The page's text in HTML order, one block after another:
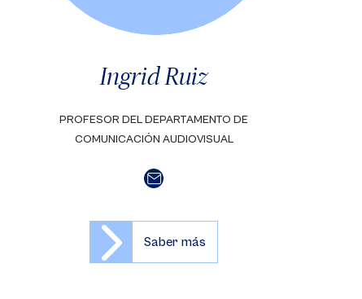
Ingrid Ruiz
PROFESOR DEL DEPARTAMENTO DE
COMUNICACIÓN AUDIOVISUAL
Saber más